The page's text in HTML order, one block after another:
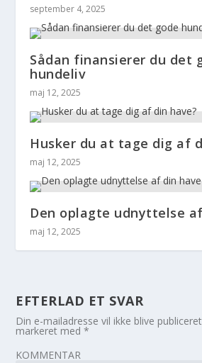
september 4, 2025
Sådan finansierer du det
hundeliv
maj 12, 2025
Husker du at tage dig af
maj 12, 2025
Den oplagte udnyttelse
maj 12, 2025
EFTERLAD ET SVAR
Din e-mailadresse vil ikke blive
markeret med*
KOMMENTAR